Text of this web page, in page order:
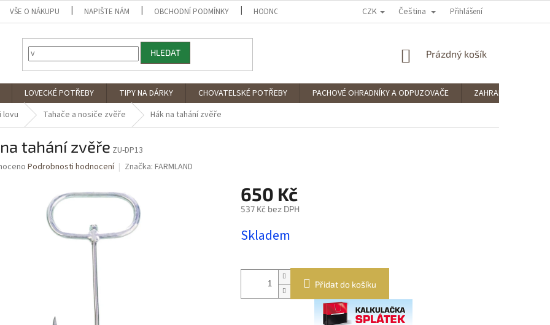
VŠE O NÁKUPU NAPIŠTE NÁM OBCHODNÍ PODMÍNKY HODNOCENÍ OBCHODU PODMÍNKY OCHRANY OSOBNÍCH ÚDAJŮ
CZK Čeština Přihlášení
HLEDAT
NÁKUPNÍ
Prázdný košík
LOVECKÉ POTŘEBY TIPY NA DÁRKY CHOVATELSKÉ POTŘEBY PACHOVÉ OHRADNÍKY A ODPUZOVAČE
ZAHRADNÍ POTŘEBY
lovu Tahače a nosiče zvěře Hák na tahání zvěře
tahání zvěře ZU-DP13
Podrobnosti hodnocení Značka: FARMLAND
650 Kč
537 Kč bez DPH
cena:
Skladem
Přidat do košíku